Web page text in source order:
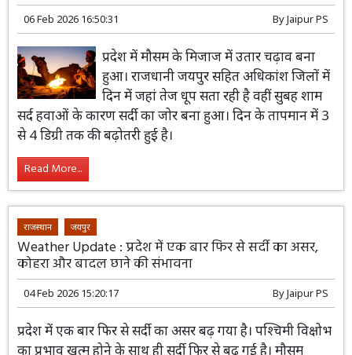
Weather Update : प्रदेश में मौसम के मिजाज में उतार चढ़ाव,
दिन में तेज धूप कर रही परेशान ; सुबह शाम ठंड
06 Feb 2026 16:50:31 ByJaipur PS
प्रदेश में मौसम के मिजाज में उतार चढ़ाव बना
हुआ। राजधानी जयपुर सहित अधिकांश जिलों में
दिन में जहां तेज धूप सता रही है वहीं सुबह शाम
सर्द हवाओं के कारण सर्दी का जोर बना हुआ। दिन के तापमान में 3
से 4 डिग्री तक की बढ़ोतरी हुई है।
Read More...
राजस्थान जयपुर
Weather Update : प्रदेश में एक बार फिर से सर्दी का असर,
कोहरा और बादल छाने की संभावना
04 Feb 2026 15:20:17 ByJaipur PS